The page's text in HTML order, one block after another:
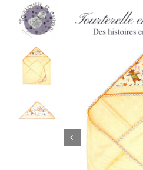
Passer
contenu
L’heure
Bavoirs